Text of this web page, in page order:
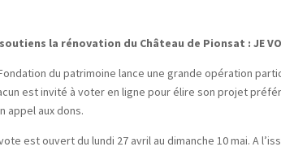
la rénovation du Château de Pionsat : JE
du patrimoine lance une grande opération
est invité à voter en ligne pour élire son projet
appel aux dons.
est ouvert du lundi 27 avril au dimanche 10 mai. A